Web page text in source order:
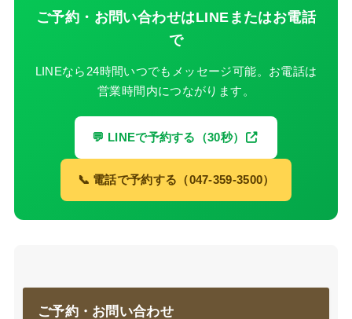
ご予約・お問い合わせはLINEまたはお電話
で
LINEなら24時間いつでもメッセージ可能。お電話は
営業時間内につながります。
💬 LINEで予約する（30秒）
📞 電話で予約する（047-359-3500）
ご予約・お問い合わせ